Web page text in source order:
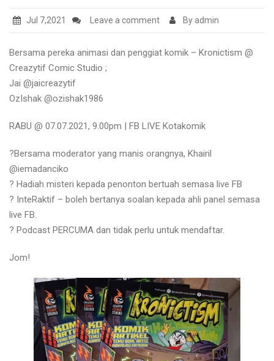
Jul 7,2021 Leave a comment By admin
Bersama pereka animasi dan penggiat komik – Kronictism @
Creazytif Comic Studio ;
Jai @jaicreazytif
OzIshak @ozishak1986
RABU @ 07.07.2021, 9.00pm | FB LIVE Kotakomik
?Bersama moderator yang manis orangnya, Khairil
@iemadanciko
? Hadiah misteri kepada penonton bertuah semasa live FB
? InteRaktif – boleh bertanya soalan kepada ahli panel semasa
live FB.
? Podcast PERCUMA dan tidak perlu untuk mendaftar.
Jom!